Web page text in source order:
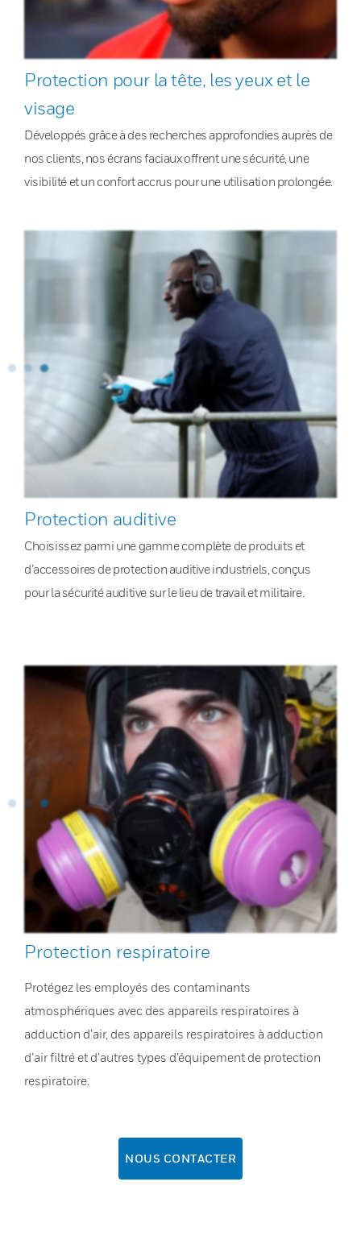
Protection pour la tête, les yeux et le
visage
Développés grâce à des recherches approfondies auprès de
nos clients, nos écrans faciaux offrent une sécurité, une
visibilité et un confort accrus pour une utilisation prolongée.
Protection auditive
Choisissez parmi une gamme complète de produits et
d’accessoires de protection auditive industriels, conçus
pour la sécurité auditive sur le lieu de travail et militaire.
Protection respiratoire
Protégez les employés des contaminants
atmosphériques avec des appareils respiratoires à
adduction d’air, des appareils respiratoires à adduction
d’air filtré et d’autres types d’équipement de protection
respiratoire.
NOUS CONTACTER